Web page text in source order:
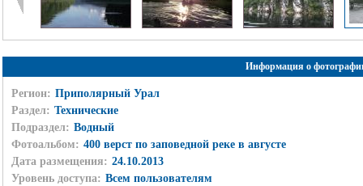
Информация о
Регион: Приполярный Урал
Раздел: Технические
Подраздел: Водный
Фотоальбом: 400 верст по заповедной реке в августе
Дата размещения: 24.10.2013
Уровень доступа: Всем пользователям